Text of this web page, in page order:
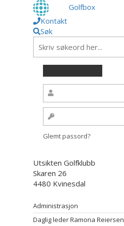
Golfbox
Kontakt
Søk
Glemt passord?
Utsikten Golfklubb
Skaren 26
4480 Kvinesdal
Administrasjon
Daglig leder Ramona Reiersen